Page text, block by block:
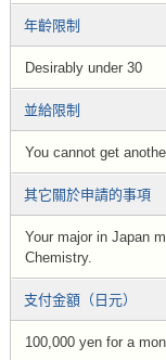
年齡限制
Desirably under 30
並給限制
You cannot get
其它關於申請的事項
Your major in Japan
Chemistry.
支付金額（日元）
100,000 yen for a